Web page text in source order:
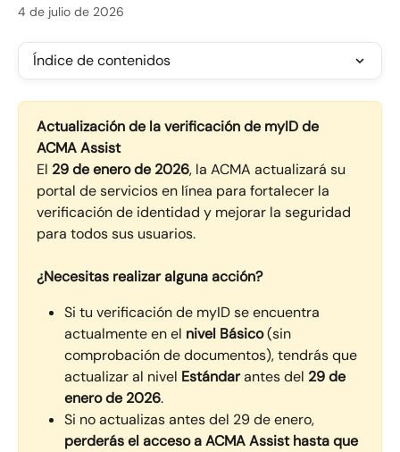
4 de julio de 2026
Índice de contenidos
Actualización de la verificación de myID de
ACMA Assist
El 29 de enero de 2026, la ACMA actualizará su
portal de servicios en línea para fortalecer la
verificación de identidad y mejorar la seguridad
para todos sus usuarios.
¿Necesitas realizar alguna acción?
Si tu verificación de myID se encuentra
actualmente en el nivel Básico (sin
comprobación de documentos), tendrás que
actualizar al nivel Estándar antes del 29 de
enero de 2026.
Si no actualizas antes del 29 de enero,
perderás el acceso a ACMA Assist hasta que